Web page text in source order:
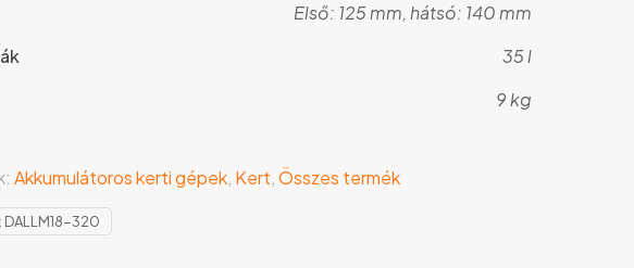
Első: 125 mm, hátsó: 140 mm
35 l
9 kg
Akkumulátoros kerti gépek Kert Összes termék
DALLM18-320